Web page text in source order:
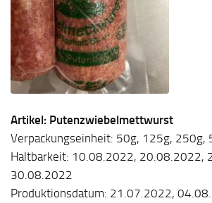
Artikel: Putenzwiebelmettwurst
Verpackungseinheit: 50g, 125g, 250g,
Haltbarkeit: 10.08.2022, 20.08.2022,
30.08.2022
Produktionsdatum: 21.07.2022,